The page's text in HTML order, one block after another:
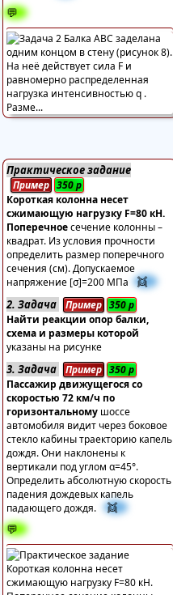
💬
Практическое задание
Пример 350р
Короткая колонна несет
сжимающую нагрузку F=80 кH.
Поперечноесечение колонны –
квадрат. Из условия прочности
определить размер поперечного
сечения (см). Допускаемое
напряжение [σ]=200 МПа
👯
2. Задача Пример 350р
Найти реакции опор балки,
схема и размеры которой
указаны на рисунке
3. Задача Пример 350р
Пассажир движущегося со
скоростью 72 км/ч по
горизонтальному шоссе
автомобиля видит через боковое
стекло кабины траекторию капель
дождя. Они наклонены к
вертикали под углом α=45°.
Определить абсолютную скорость
падения дождевых капель
падающего дождя.
👯
💬